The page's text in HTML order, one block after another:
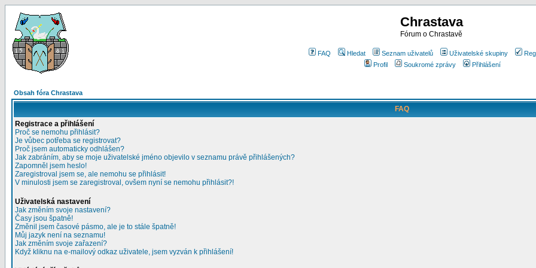
Chrastava
Fórum o Chrastavě
FAQ Hledat Seznam uživatelů Uživatelské skupiny
Profil
Soukromé zprávy Přihlášení
Obsah fóra Chrastava
FAQ
Registrace a přihlášení
Proč se nemohu přihlásit?
Je vůbec potřeba se registrovat?
Proč jsem automaticky odhlášen?
Jak zabráním, aby se moje uživatelské jméno objevilo v seznamu právě přihlášených?
Zapomněl jsem heslo!
Zaregistroval jsem se, ale nemohu se přihlásit!
V minulosti jsem se zaregistroval, ovšem nyní se nemohu přihlásit?!
Uživatelská nastavení
Jak změním svoje nastavení?
Časy jsou špatně!
Změnil jsem časové pásmo, ale je to stále špatně!
Můj jazyk není na seznamu!
Jak změním svoje zařazení?
Když kliknu na e-mailový odkaz uživatele, jsem vyzván k přihlášení!